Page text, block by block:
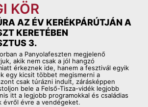
KÖR
AZ ÉV KERÉKPÁRÚTJÁN A
KERETÉBEN
3.
a Panyolafeszten megjelenő
akik nem csak a jól hangzó
érkeznek ide, hanem a fesztivál egyik
egy kicsit többet megismerni a
csak túrázni indult, zárásképpen
bele a Felső-Tisza-vidék legjobb
itt a legjobb programokkal és családias
évről évre a vendégeket.